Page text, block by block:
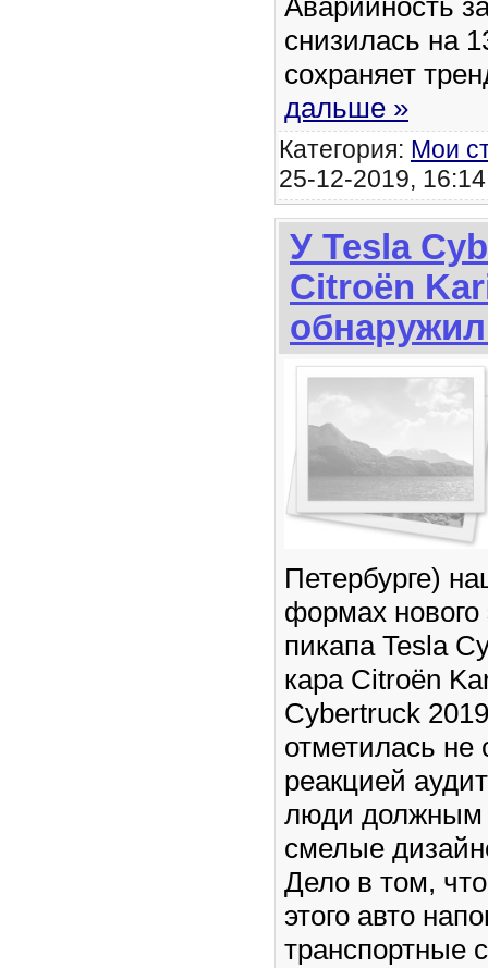
Аварийность
снизилась на
сохраняет
дальше »
Категория: Мои
25-12-2019,
У Tesla
Citroën
Петербурге)
формах нового
пикапа Tesla
кара Citroën
Cybertruck
отметилась не
реакцией
люди должным
смелые
Дело в том,
этого авто
транспортные